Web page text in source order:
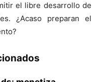
el libre desarrollo de
¿Acaso preparan el